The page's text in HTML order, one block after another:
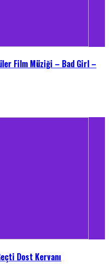
Film Müziği – Bad Girl –
Dost Kervanı